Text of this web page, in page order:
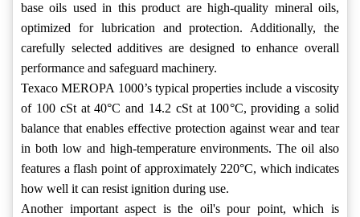
base oils used in this product are high-quality mineral oils,
optimized for lubrication and protection. Additionally, the
carefully selected additives are designed to enhance overall
performance and safeguard machinery.
Texaco MEROPA 1000’s typical properties include a viscosity
of 100 cSt at 40°C and 14.2 cSt at 100°C, providing a solid
balance that enables effective protection against wear and tear
in both low and high-temperature environments. The oil also
features a flash point of approximately 220°C, which indicates
how well it can resist ignition during use.
Another important aspect is the oil's pour point, which is